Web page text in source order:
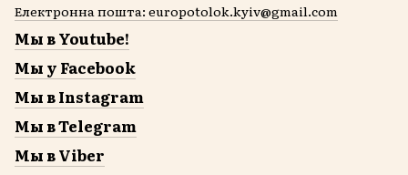
Електронна пошта: europotolok.kyiv@gmail.com
Мы в Youtube!
Мы у Facebook
Мы в Instagram
Мы в Telegram
Мы в Viber